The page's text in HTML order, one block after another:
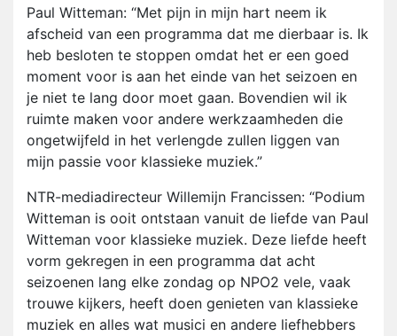
Paul Witteman: “Met pijn in mijn hart neem ik
afscheid van een programma dat me dierbaar is. Ik
heb besloten te stoppen omdat het er een goed
moment voor is aan het einde van het seizoen en
je niet te lang door moet gaan. Bovendien wil ik
ruimte maken voor andere werkzaamheden die
ongetwijfeld in het verlengde zullen liggen van
mijn passie voor klassieke muziek.”
NTR-mediadirecteur Willemijn Francissen: “Podium
Witteman is ooit ontstaan vanuit de liefde van Paul
Witteman voor klassieke muziek. Deze liefde heeft
vorm gekregen in een programma dat acht
seizoenen lang elke zondag op NPO2 vele, vaak
trouwe kijkers, heeft doen genieten van klassieke
muziek en alles wat musici en andere liefhebbers